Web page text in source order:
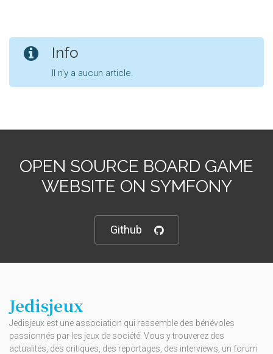
Info
Il n'y a aucun article.
OPEN SOURCE BOARD GAME
WEBSITE ON SYMFONY
Github
Jedisjeux
Jedisjeux est une association qui rassemble des bénévoles
passionnés par les jeux de société. Vous y trouverez des
actualités, des critiques, des reportages, des interviews, un forum